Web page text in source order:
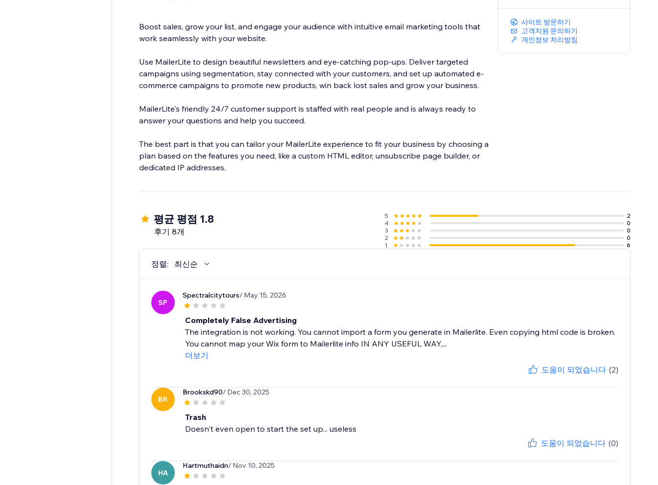
Boost sales, grow your list, and engage your audience with intuitive email marketing tools that
work seamlessly with your website.
Use MailerLite to design beautiful newsletters and eye-catching pop-ups. Deliver targeted
campaigns using segmentation, stay connected with your customers, and set up automated e-
commerce campaigns to promote new products, win back lost sales and grow your business.
MailerLite's friendly 24/7 customer support is staffed with real people and is always ready to
answer your questions and help you succeed.
The best part is that you can tailor your MailerLite experience to fit your business by choosing a
plan based on the features you need, like a custom HTML editor, unsubscribe page builder, or
dedicated IP addresses.
사이트 방문하기
고객지원 문의하기
개인정보 처리방침
평균 평점 1.8
후기 8개
5
2
4
0
3
0
2
0
1
6
정렬: 최신순
SP
Spectralcitytours/ May 15, 2026
Completely False Advertising
The integration is not working. You cannot import a form you generate in Mailerlite. Even copying html code is broken.
You cannot map your Wix form to Mailerlite info IN ANY USEFUL WAY,...
더보기
도움이 되었습니다 (2)
BR
Brookskd90/ Dec 30, 2025
Trash
Doesn't even open to start the set up... useless
도움이 되었습니다 (0)
HA
Hartmuthaidn/ Nov 10, 2025